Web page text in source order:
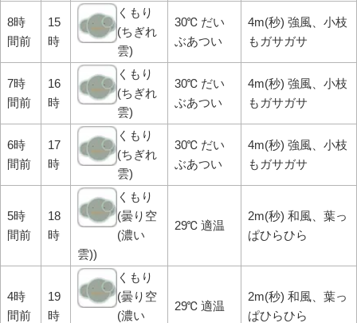
8時
間前
15
時
くもり
(ちぎれ
雲)
30℃ だい
ぶあつい
4m(秒) 強風、小枝
もガサガサ
7時
間前
16
時
くもり
(ちぎれ
雲)
30℃ だい
ぶあつい
4m(秒) 強風、小枝
もガサガサ
6時
間前
17
時
くもり
(ちぎれ
雲)
30℃ だい
ぶあつい
4m(秒) 強風、小枝
もガサガサ
5時
間前
18
時
くもり
(曇り空
(濃い
雲))
29℃ 適温
2m(秒) 和風、葉っ
ぱひらひら
4時
間前
19
時
くもり
(曇り空
(濃い
29℃ 適温
2m(秒) 和風、葉っ
ぱひらひら